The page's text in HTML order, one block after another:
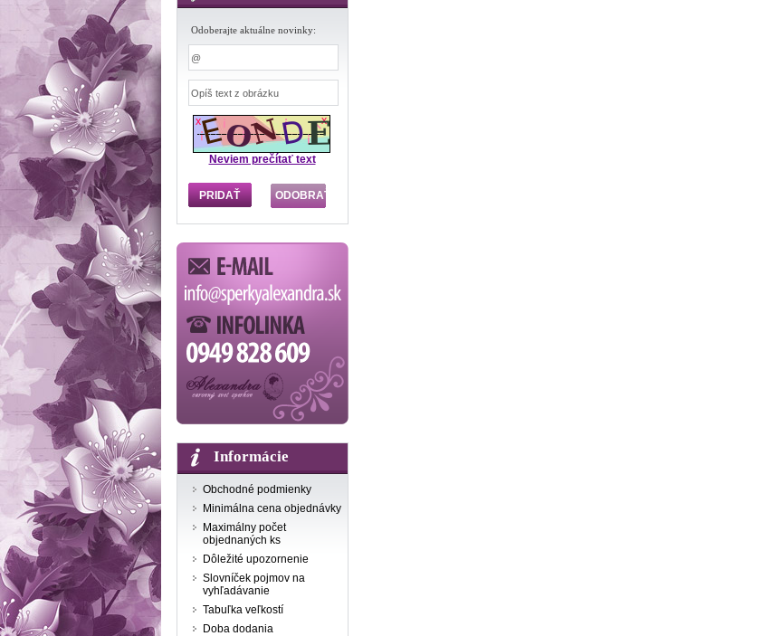
Odoberajte aktuálne novinky:
Neviem prečítať text
Informácie
Obchodné podmienky
Minimálna cena objednávky
Maximálny počet
objednaných ks
Dôležité upozornenie
Slovníček pojmov na
vyhľadávanie
Tabuľka veľkostí
Doba dodania